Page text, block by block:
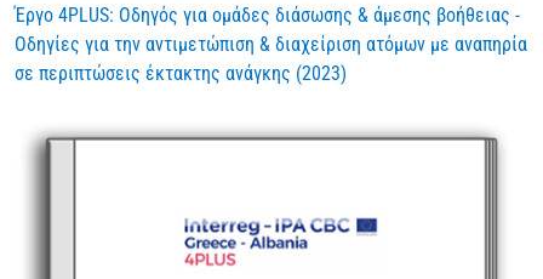
Έργο 4PLUS: Οδηγός για ομάδες διάσωσης & άμεσης βοήθειας -
Οδηγίες για την αντιμετώπιση & διαχείριση ατόμων με αναπηρία
σε περιπτώσεις έκτακτης ανάγκης (2023)